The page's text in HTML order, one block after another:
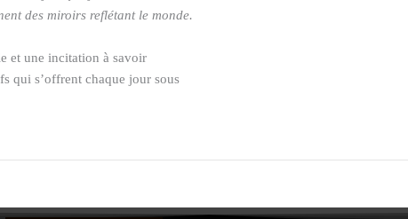
des miroirs reflétant le monde.
et une incitation à savoir
qui s’offrent chaque jour sous